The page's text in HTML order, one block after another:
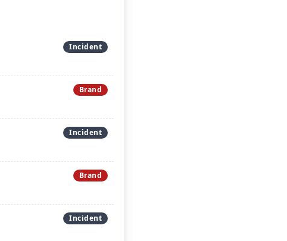
Incident
Brand
Incident
Brand
Incident